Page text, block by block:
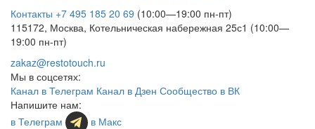
Контакты +7 495 185 20 69 (10:00—19:00 пн-пт)
115172, Москва, Котельническая набережная 25с1 (10:00—
19:00 пн-пт)
zakaz@restotouch.ru
Мы в соцсетях:
Канал в Телеграм Канал в Дзен Сообщество в ВК
Напишите нам:
в Телеграм
в Макс